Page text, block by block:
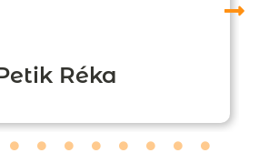
Réka